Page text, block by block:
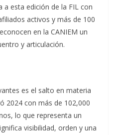
a esta edición de la FIL con
activos y más de 100
en la CANIEM un
y articulación.
es el salto en materia
2024 con más de 102,000
lo que representa un
visibilidad, orden y una